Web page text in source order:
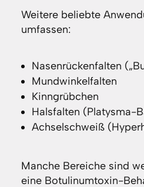
Weitere beliebte
umfassen:
Nasenrückenfalten
Mundwinkelfalten
Kinngrübchen
Halsfalten (Platysma-
Achselschweiß
Manche Bereiche sind
eine Botulinumtoxin-